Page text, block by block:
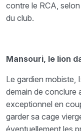
contre le RCA,
du club.
Mansouri, le lion
Le gardien mobiste,
demain de conclure
exceptionnel en
garder sa cage
éventuellement les